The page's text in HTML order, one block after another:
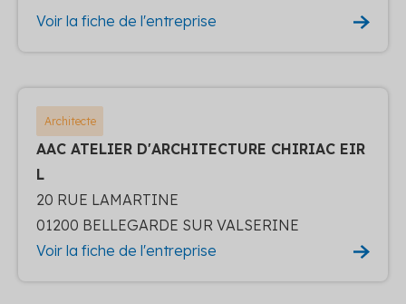
Voir la fiche de l'entreprise
Architecte
AAC ATELIER D'ARCHITECTURE CHIRIAC EIR
L
20 RUE LAMARTINE
01200 BELLEGARDE SUR VALSERINE
Voir la fiche de l'entreprise